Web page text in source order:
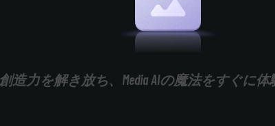
創造力を解き放ち、Media AIの魔法をすぐに体